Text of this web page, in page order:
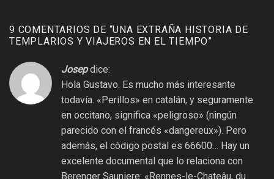
9 COMENTARIOS DE “UNA EXTRAÑA HISTORIA DE
TEMPLARIOS Y VIAJEROS EN EL TIEMPO”
Josep dice:
Hola Gustavo. Es mucho más interesante
todavía. «Perillos» en catalán, y seguramente
en occitano, significa «peligroso» (ningún
parecido con el francés «dangereux»). Pero
además, el código postal es 66600… Hay un
excelente documental que lo relaciona con
Berenger Sauniere: «Rennes-le-Chateâu, du